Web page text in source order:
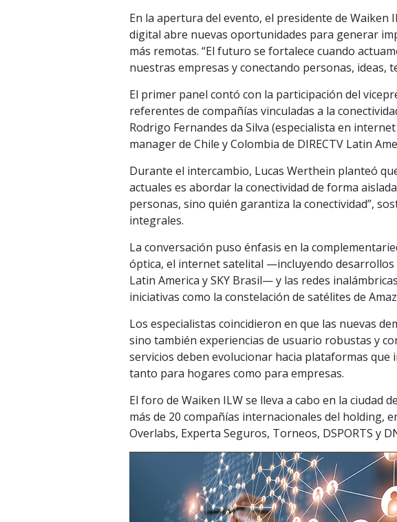
En la apertura del evento, el presidente de
digital abre nuevas oportunidades para generar
más remotas. “El futuro se fortalece cuando
nuestras empresas y conectando personas, ideas,
El primer panel contó con la participación del
referentes de compañías vinculadas a la
Rodrigo Fernandes da Silva (especialista en
manager de Chile y Colombia de DIRECTV Latin
Durante el intercambio, Lucas Werthein planteó
actuales es abordar la conectividad de forma
personas, sino quién garantiza la conectividad”,
integrales.
La conversación puso énfasis en la
óptica, el internet satelital —incluyendo desarrollos
Latin America y SKY Brasil— y las redes
iniciativas como la constelación de satélites de
Los especialistas coincidieron en que las nuevas
sino también experiencias de usuario robustas y
servicios deben evolucionar hacia plataformas
tanto para hogares como para empresas.
El foro de Waiken ILW se lleva a cabo en la ciudad
más de 20 compañías internacionales del holding,
Overlabs, Experta Seguros, Torneos, DSPORTS y